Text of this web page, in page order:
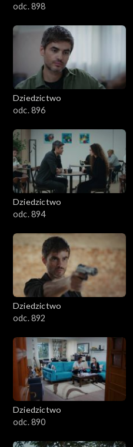
odc. 898
Dziedzictwo
odc. 896
Dziedzictwo
odc. 894
Dziedzictwo
odc. 892
Dziedzictwo
odc. 890